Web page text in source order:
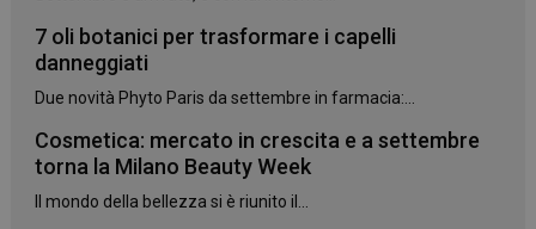
7 oli botanici per trasformare i capelli
danneggiati
Due novità Phyto Paris da settembre in farmacia:...
Cosmetica: mercato in crescita e a settembre
torna la Milano Beauty Week
Il mondo della bellezza si è riunito il...
CookieScriptConsent
www.panoramacosmetico.it